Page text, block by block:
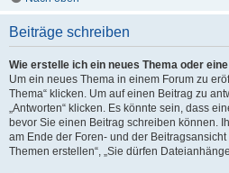
Beiträge schreiben
Wie erstelle ich ein neues Thema oder
Um ein neues Thema in einem Forum zu
Thema“ klicken. Um auf einen Beitrag zu
„Antworten“ klicken. Es könnte sein, dass
bevor Sie einen Beitrag schreiben können.
am Ende der Foren- und der
Themen erstellen“, „Sie dürfen